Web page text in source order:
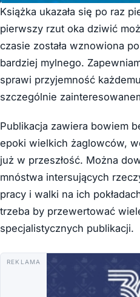
Książka ukazała się po raz
pierwszy rzut oka dziwić
czasie została wznowiona
bardziej mylnego.
sprawi przyjemność
szczególnie
Publikacja zawiera bowiem
epoki wielkich żaglowców,
już w przeszłość. Można
mnóstwa intersujących
pracy i walki na ich
trzeba by przewertować
specjalistycznych publikacji.
REKLAMA